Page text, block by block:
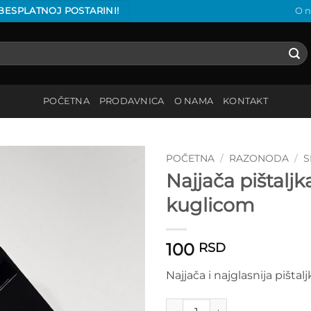
POSTARINI! O
POČETNA PRODAVNICA O NAMA KONTAKT
POČETNA / RAZONODA /
Najjača
kuglicom
100 RSD
Najjača i najglasnija
Najjača pištaljka sa kuglicom